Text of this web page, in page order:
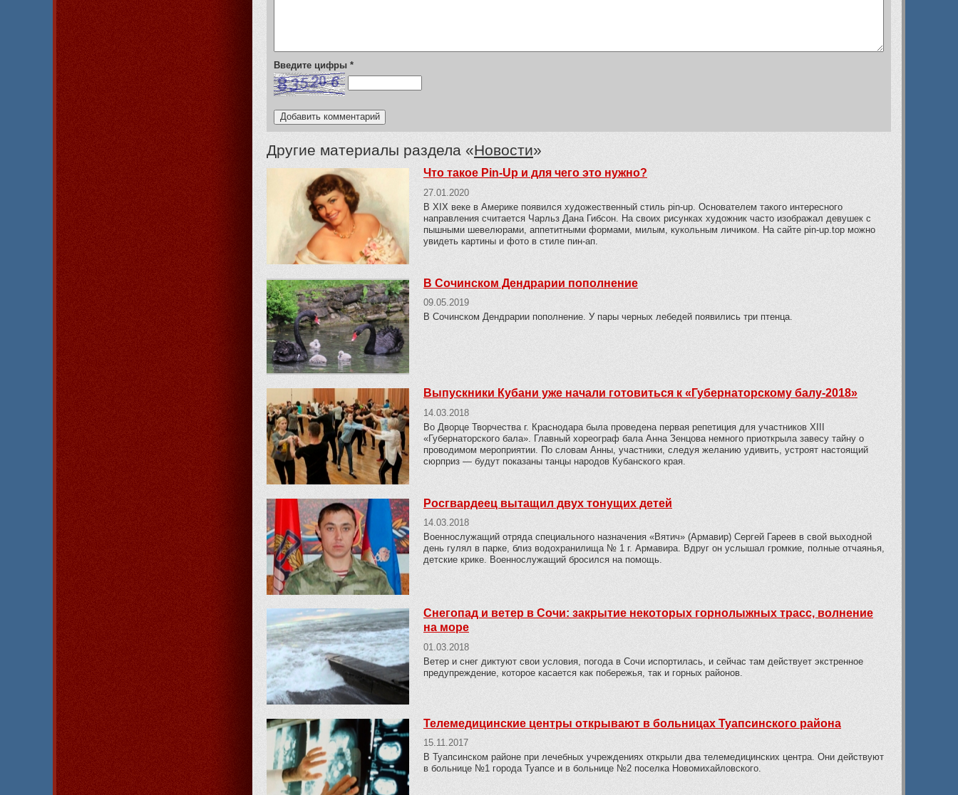
Введите цифры *
Другие материалы раздела «Новости»
Что такое Pin-Up и для чего это нужно?
27.01.2020
В XIX веке в Америке появился художественный стиль pin-up. Основателем такого интересного
направления считается Чарльз Дана Гибсон. На своих рисунках художник часто изображал девушек с
пышными шевелюрами, аппетитными формами, милым, кукольным личиком. На сайте pin-up.top можно
увидеть картины и фото в стиле пин-ап.
В Сочинском Дендрарии пополнение
09.05.2019
В Сочинском Дендрарии пополнение. У пары черных лебедей появились три птенца.
Выпускники Кубани уже начали готовиться к «Губернаторскому балу-2018»
14.03.2018
Во Дворце Творчества г. Краснодара была проведена первая репетиция для участников XIII
«Губернаторского бала». Главный хореограф бала Анна Зенцова немного приоткрыла завесу тайну о
проводимом мероприятии. По словам Анны, участники, следуя желанию удивить, устроят настоящий
сюрприз — будут показаны танцы народов Кубанского края.
Росгвардеец вытащил двух тонущих детей
14.03.2018
Военнослужащий отряда специального назначения «Вятич» (Армавир) Сергей Гареев в свой выходной
день гулял в парке, близ водохранилища № 1 г. Армавира. Вдруг он услышал громкие, полные отчаянья,
детские крике. Военнослужащий бросился на помощь.
Снегопад и ветер в Сочи: закрытие некоторых горнолыжных трасс, волнение
на море
01.03.2018
Ветер и снег диктуют свои условия, погода в Сочи испортилась, и сейчас там действует экстренное
предупреждение, которое касается как побережья, так и горных районов.
Телемедицинские центры открывают в больницах Туапсинского района
15.11.2017
В Туапсинском районе при лечебных учреждениях открыли два телемедицинских центра. Они действуют
в больнице №1 города Туапсе и в больнице №2 поселка Новомихайловского.